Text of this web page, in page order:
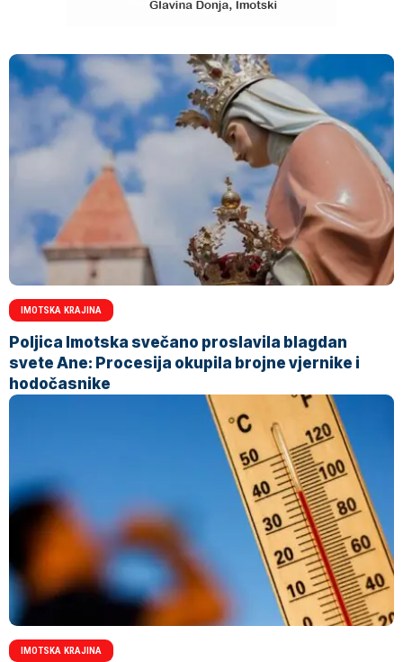
IMOTSKA KRAJINA
Poljica Imotska svečano proslavila blagdan
svete Ane: Procesija okupila brojne vjernike i
hodočasnike
IMOTSKA KRAJINA